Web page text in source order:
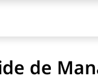
de